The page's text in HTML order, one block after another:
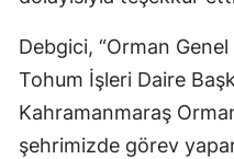
Debgici, “Orman
Tohum İşleri Daire
Kahramanmaraş
şehrimizde görev